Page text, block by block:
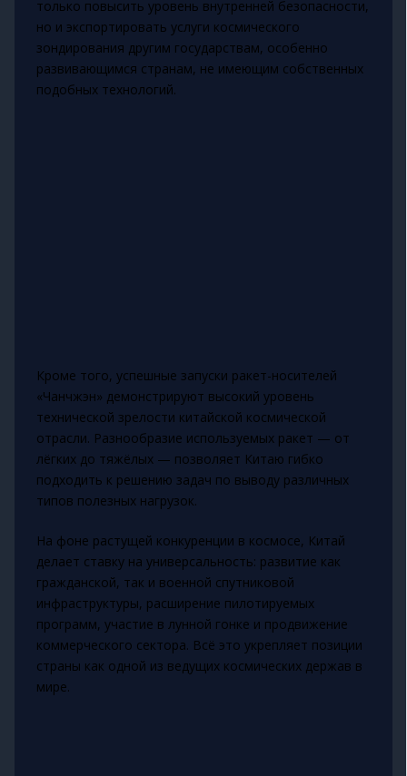
только повысить уровень внутренней безопасности,
но и экспортировать услуги космического
зондирования другим государствам, особенно
развивающимся странам, не имеющим собственных
подобных технологий.
Кроме того, успешные запуски ракет-носителей
«Чанчжэн» демонстрируют высокий уровень
технической зрелости китайской космической
отрасли. Разнообразие используемых ракет — от
лёгких до тяжёлых — позволяет Китаю гибко
подходить к решению задач по выводу различных
типов полезных нагрузок.
На фоне растущей конкуренции в космосе, Китай
делает ставку на универсальность: развитие как
гражданской, так и военной спутниковой
инфраструктуры, расширение пилотируемых
программ, участие в лунной гонке и продвижение
коммерческого сектора. Всё это укрепляет позиции
страны как одной из ведущих космических держав в
мире.